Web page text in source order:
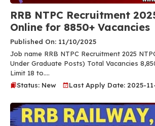
RRB NTPC Recruitment
Online for 8850+ Vacancies
Published On: 11/10/2025
Job name RRB NTPC Recruitment 2025
Under Graduate Posts) Total Vacancies
Limit 18 to....
Status: New
Last Apply Date: 2025-